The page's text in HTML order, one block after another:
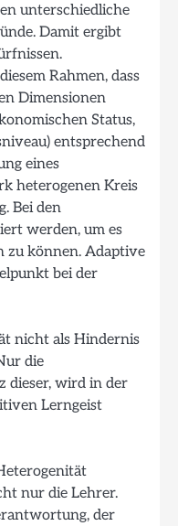
unterschiedliche
Damit ergibt
Rahmen, dass
Dimensionen
Status,
entsprechend
eines
heterogenen Kreis
Bei den
werden, um es
zu können. Adaptive
bei der
nicht als Hindernis
die
dieser, wird in der
Lerngeist
nur die Lehrer.
der